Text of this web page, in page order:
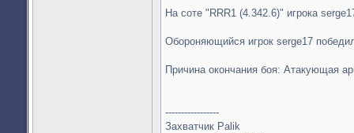
На соте "RRR1 (4.342.6)" игрока
Обороняющийся игрок serge17
Причина окончания боя: Атакующая
-----------------
Захватчик Palik